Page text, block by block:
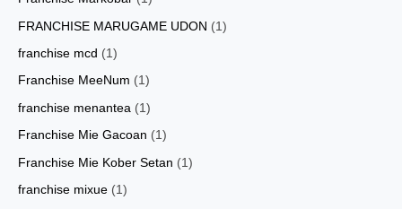
FRANCHISE MARUGAME UDON (1)
franchise mcd (1)
Franchise MeeNum (1)
franchise menantea (1)
Franchise Mie Gacoan (1)
Franchise Mie Kober Setan (1)
franchise mixue (1)